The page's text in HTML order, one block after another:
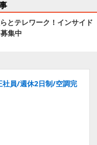
とテレワーク！インサイド
集中
社員/週休2日制/空調完